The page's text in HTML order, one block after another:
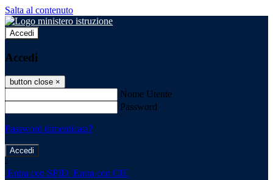
Salta al contenuto
Accedi
Accedi
button close ×
Nome Utente
Password
Password dimenticata?
-
Entra con SPID Entra con CIE